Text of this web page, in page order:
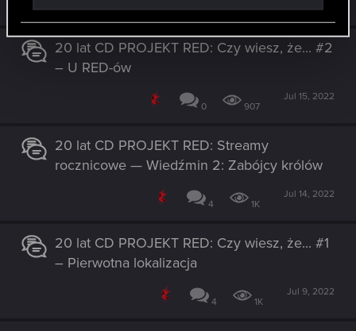
2 771
20 lat CD PROJEKT RED: Czy wiesz, że... #2
– U RED-ów
0 907
Jul 15, 2022
20 lat CD PROJEKT RED: Streamy
rocznicowe — Wiedźmin 2: Zabójcy królów
4 1K
Jul 14, 2022
20 lat CD PROJEKT RED: Czy wiesz, że... #1
– Pierwotna lokalizacja
4 1K
Jul 9, 2022